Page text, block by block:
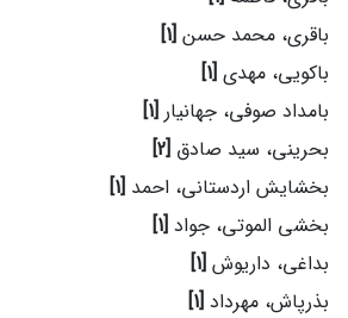
باقری، محمد حسن [1]
باکویی، مهدی [1]
بامداد صوفی، جهانیار [1]
بحرینی، سید صادق [2]
بخشایش اردستانی، احمد [1]
بخشی الموتی، جواد [1]
بداغی، داریوش [1]
بذرپاش، مهرداد [1]